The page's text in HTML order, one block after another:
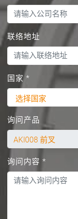
联络地址
国家*
询问产品
询问内容 *